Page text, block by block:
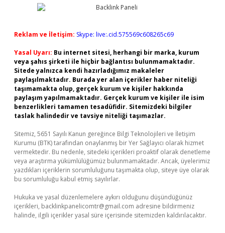
Reklam ve İletişim: Skype: live:.cid.575569c608265c69
Yasal Uyarı: Bu internet sitesi, herhangi bir marka, kurum
veya şahıs şirketi ile hiçbir bağlantısı bulunmamaktadır.
Sitede yalnızca kendi hazırladığımız makaleler
paylaşılmaktadır. Burada yer alan içerikler haber niteliği
taşımamakta olup, gerçek kurum ve kişiler hakkında
paylaşım yapılmamaktadır. Gerçek kurum ve kişiler ile isim
benzerlikleri tamamen tesadüfidir. Sitemizdeki bilgiler
taslak halindedir ve tavsiye niteliği taşımazlar.
Sitemiz, 5651 Sayılı Kanun gereğince Bilgi Teknolojileri ve İletişim
Kurumu (BTK) tarafından onaylanmış bir Yer Sağlayıcı olarak hizmet
vermektedir. Bu nedenle, sitedeki içerikleri proaktif olarak denetleme
veya araştırma yükümlülüğümüz bulunmamaktadır. Ancak, üyelerimiz
yazdıkları içeriklerin sorumluluğunu taşımakta olup, siteye üye olarak
bu sorumluluğu kabul etmiş sayılırlar.
Hukuka ve yasal düzenlemelere aykırı olduğunu düşündüğünüz
içerikleri, backlinkpanelicomtr@gmail.com adresine bildirmeniz
halinde, ilgili içerikler yasal süre içerisinde sitemizden kaldırılacaktır.